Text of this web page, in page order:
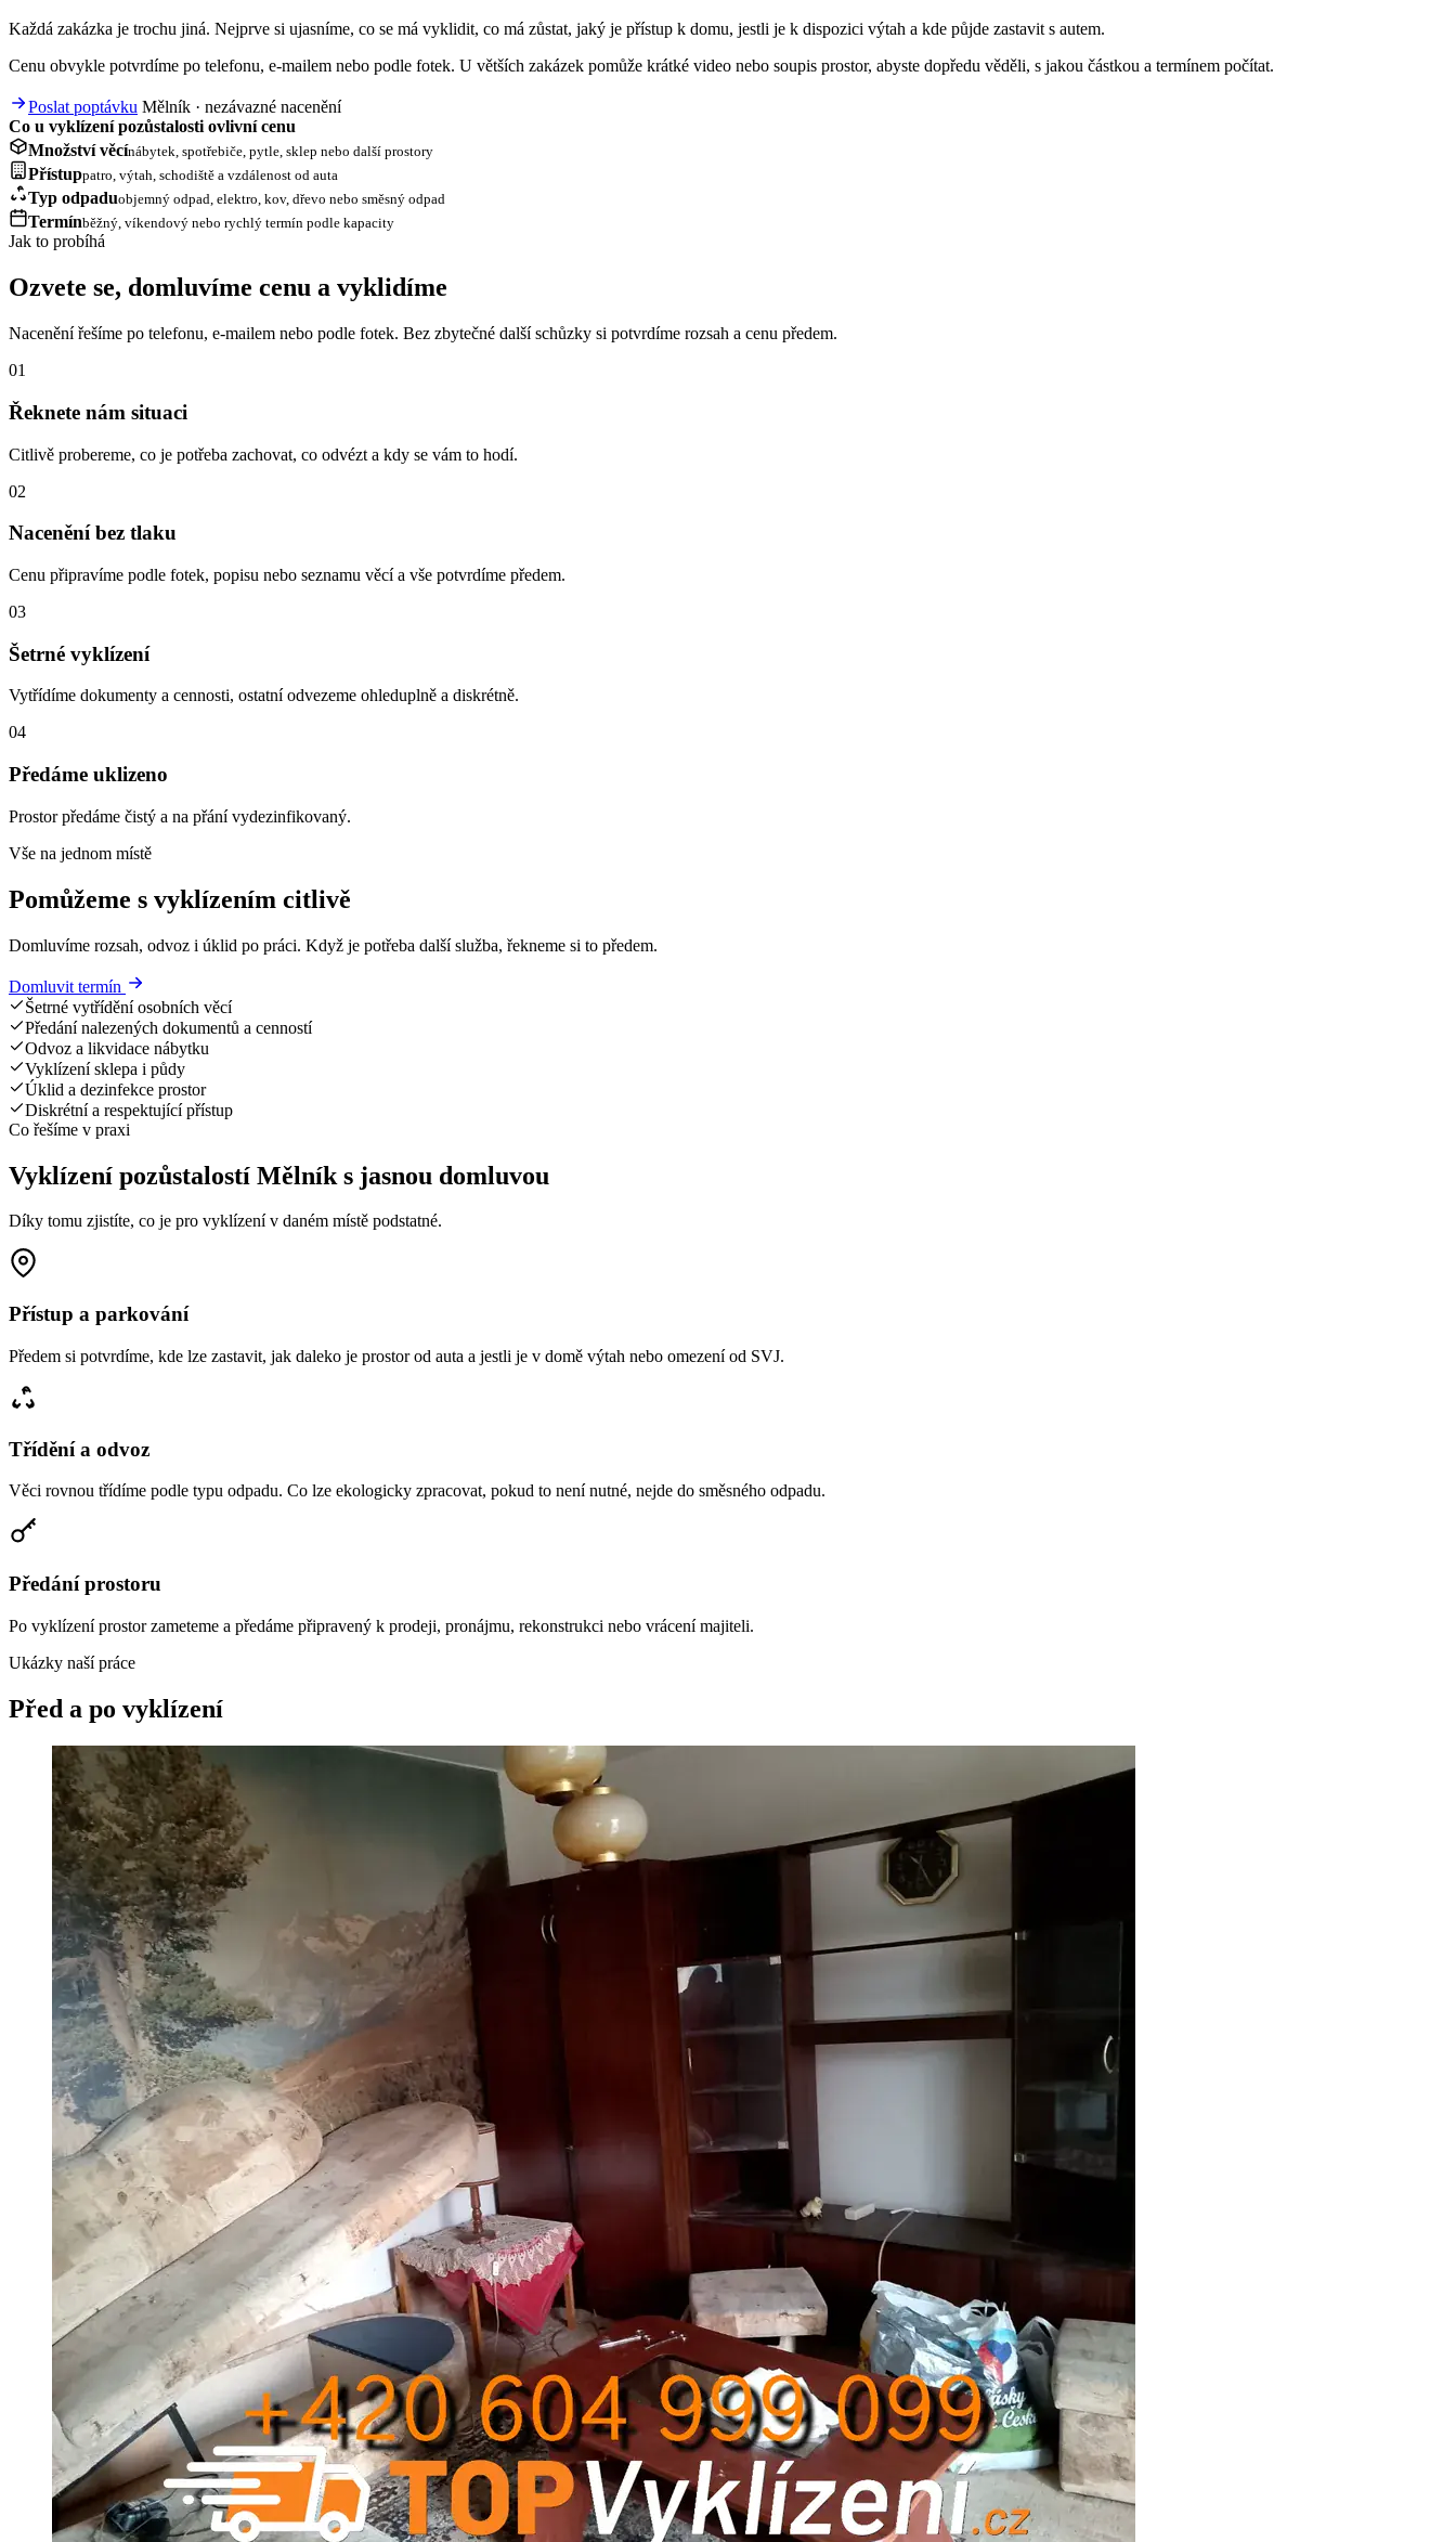
Každá zakázka je trochu jiná. Nejprve si ujasníme, co se má vyklidit, co má zůstat, jaký je přístup k domu, jestli je k dispozici výtah a kde půjde zastavit s autem.
Cenu obvykle potvrdíme po telefonu, e-mailem nebo podle fotek. U větších zakázek pomůže krátké video nebo soupis prostor, abyste dopředu věděli, s jakou částkou a termínem počítat.
Poslat poptávku Mělník · nezávazné nacenění
Co u vyklízení pozůstalosti ovlivní cenu
Množství věcínábytek, spotřebiče, pytle, sklep nebo další prostory
Přístuppatro, výtah, schodiště a vzdálenost od auta
Typ odpaduobjemný odpad, elektro, kov, dřevo nebo směsný odpad
Termínběžný, víkendový nebo rychlý termín podle kapacity
Jak to probíhá
Ozvete se, domluvíme cenu a vyklidíme
Nacenění řešíme po telefonu, e-mailem nebo podle fotek. Bez zbytečné další schůzky si potvrdíme rozsah a cenu předem.
01
Řeknete nám situaci
Citlivě probereme, co je potřeba zachovat, co odvézt a kdy se vám to hodí.
02
Nacenění bez tlaku
Cenu připravíme podle fotek, popisu nebo seznamu věcí a vše potvrdíme předem.
03
Šetrné vyklízení
Vytřídíme dokumenty a cennosti, ostatní odvezeme ohleduplně a diskrétně.
04
Předáme uklizeno
Prostor předáme čistý a na přání vydezinfikovaný.
Vše na jednom místě
Pomůžeme s vyklízením citlivě
Domluvíme rozsah, odvoz i úklid po práci. Když je potřeba další služba, řekneme si to předem.
Domluvit termín
Šetrné vytřídění osobních věcí
Předání nalezených dokumentů a cenností
Odvoz a likvidace nábytku
Vyklízení sklepa i půdy
Úklid a dezinfekce prostor
Diskrétní a respektující přístup
Co řešíme v praxi
Vyklízení pozůstalostí Mělník s jasnou domluvou
Díky tomu zjistíte, co je pro vyklízení v daném místě podstatné.
Přístup a parkování
Předem si potvrdíme, kde lze zastavit, jak daleko je prostor od auta a jestli je v domě výtah nebo omezení od SVJ.
Třídění a odvoz
Věci rovnou třídíme podle typu odpadu. Co lze ekologicky zpracovat, pokud to není nutné, nejde do směsného odpadu.
Předání prostoru
Po vyklízení prostor zameteme a předáme připravený k prodeji, pronájmu, rekonstrukci nebo vrácení majiteli.
Ukázky naší práce
Před a po vyklízení